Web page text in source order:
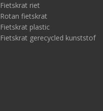
Fietskrat riet
Rotan fietskrat
Fietskrat plastic
Fietskrat gerecycled kunststof